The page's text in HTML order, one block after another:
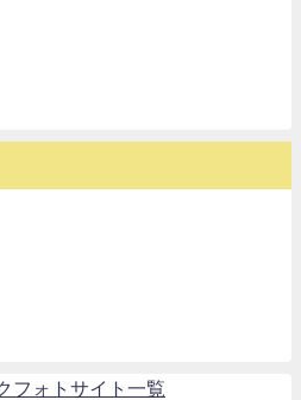
フォトサイト一覧